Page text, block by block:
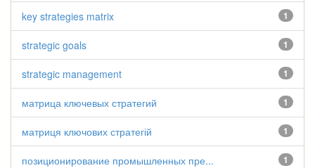
1
key strategies matrix
1
strategic goals
1
strategic management
1
матрица ключевых стратегий
1
матриця ключових стратегій
1
позиционирование промышленных пре...